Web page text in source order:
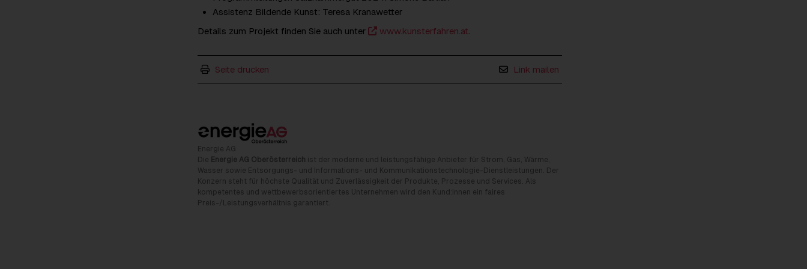
Assistenz Bildende Kunst: Teresa Kranawetter
Details zum Projekt finden Sie auch unter
www.kunsterfahren.at
Seite drucken Link mailen
Energie AG
Die Energie AG Oberösterreich ist der moderne und leistungsfähige Anbieter für Strom, Gas, Wärme,
Wasser sowie Entsorgungs- und Informations- und Kommunikationstechnologie-Dienstleistungen. Der
Konzern steht für höchste Qualität und Zuverlässigkeit der Produkte, Prozesse und Services. Als
kompetentes und wettbewerbsorientiertes Unternehmen wird den Kund:innen ein faires
Preis-/Leistungsverhältnis garantiert.